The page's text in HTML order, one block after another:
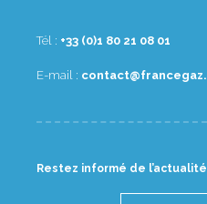
Tél : 10 80 12 08 1(0) 33+
E-mail :
Restez informé de